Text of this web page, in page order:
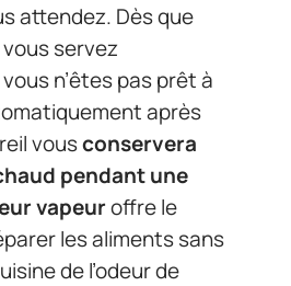
attendez. Dès que
servez
n’êtes pas prêt à
après
vousconservera
pendant une
vapeuroffre le
les aliments sans
de l’odeur de